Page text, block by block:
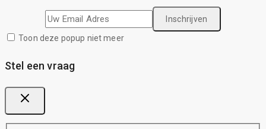
Toon deze popup niet meer
Stel een vraag